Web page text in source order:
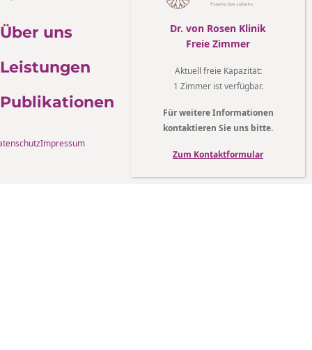
Über uns
Leistungen
Publikationen
Impressum
Dr. von Rosen Klinik
Freie Zimmer
Aktuell freie Kapazität:
1 Zimmer ist verfügbar.
Für weitere Informationen
kontaktieren Sie uns bitte.
Zum Kontaktformular